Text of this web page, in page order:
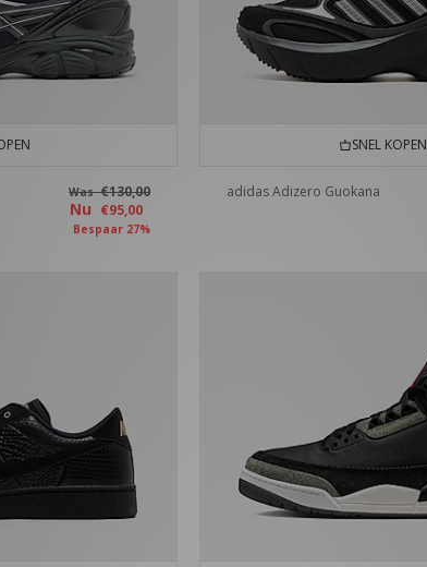
Was€130,00
Nu €95,00
Bespaar 27%
SNEL KOPEN
adidas Adizero Guokana